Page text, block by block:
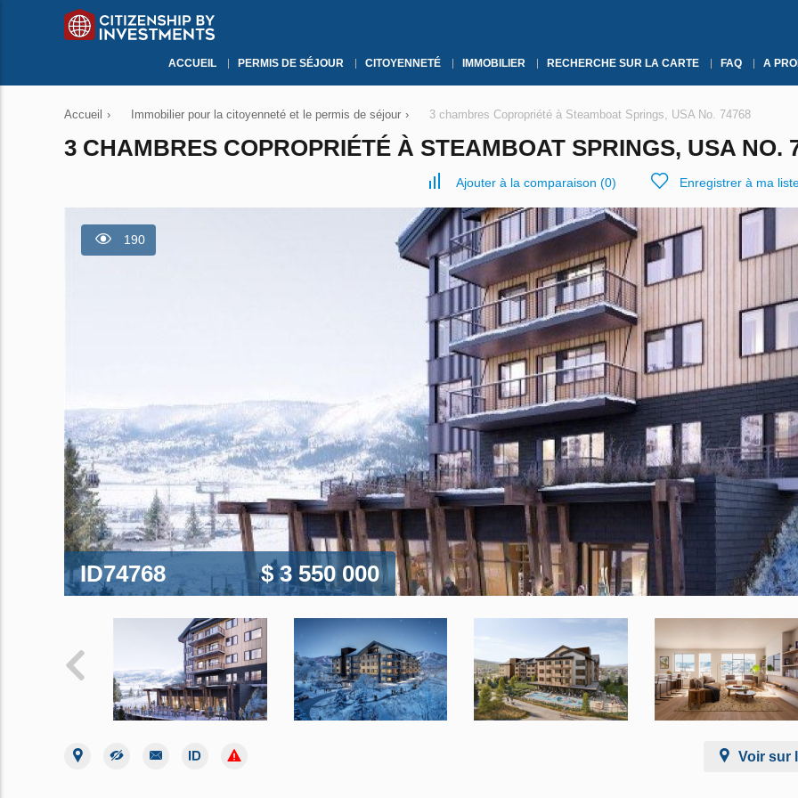
ACCUEIL PERMIS DE SÉJOUR CITOYENNETÉ IMMOBILIER RECHERCHE SUR LA CARTE FAQ A
Accueil › Immobilier pour la citoyenneté et le permis de séjour › 3 chambres Copropriété à Steamboat Springs, USA No. 74768
3 CHAMBRES COPROPRIÉTÉ À STEAMBOAT SPRINGS, USA NO.
Ajouter à la comparaison (0) Enregistrer à ma
190
ID74768 $ 3 550 000
Voir sur